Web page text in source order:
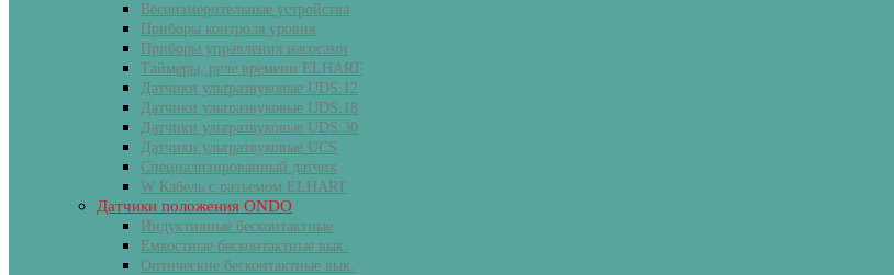
Весоизмерительные устройства
Приборы контроля уровня
Приборы управления насосами
Таймеры, реле времени ELHART
Датчики ультразвуковые UDS.12
Датчики ультразвуковые UDS.18
Датчики ультразвуковые UDS.30
Датчики ультразвуковые UCS
Специализированный датчик
W Кабель с разъемом ELHART
Датчики положения ONDO
Индуктивные бесконтактные
Емкостные бесконтактные вык.
Оптические бесконтактные вык.